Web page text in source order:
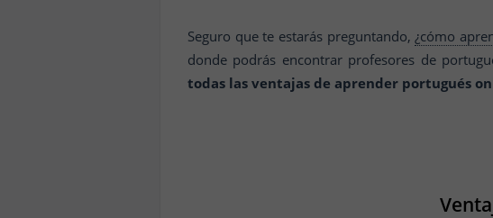
Seguro que te estarás preguntando,¿cómo
donde podrás encontrar profesores de
todas las ventajas de aprender portugués